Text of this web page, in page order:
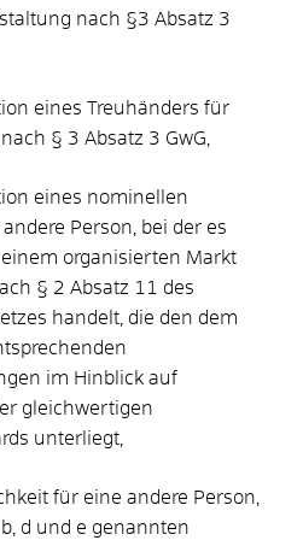
nach §3 Absatz 3
eines Treuhänders für
§ 3 Absatz 3 GwG,
eines nominellen
Person, bei der es
organisierten Markt
§ 2 Absatz 11 des
handelt, die den dem
im Hinblick auf
gleichwertigen
unterliegt,
für eine andere Person,
d und e genannten